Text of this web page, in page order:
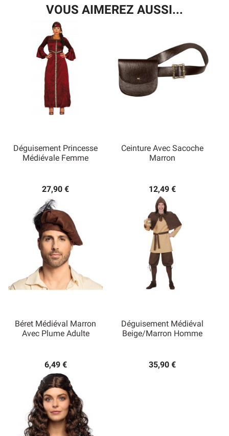
VOUS AIMEREZ AUSSI...
Déguisement Princesse
Médiévale Femme
27,90 €
Ceinture Avec Sacoche
Marron
12,49 €
Béret Médiéval Marron
Avec Plume Adulte
6,49 €
Déguisement Médiéval
Beige/marron Homme
35,90 €